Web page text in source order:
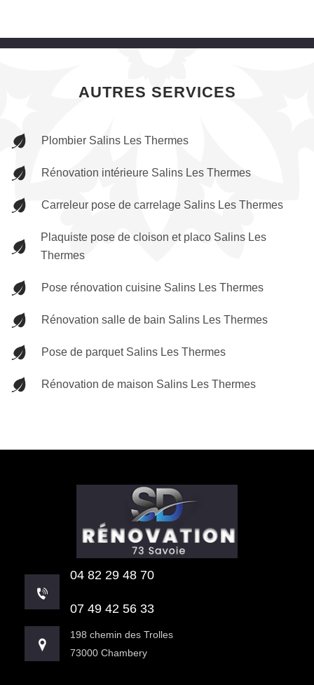
AUTRES SERVICES
Plombier Salins Les Thermes
Rénovation intérieure Salins Les Thermes
Carreleur pose de carrelage Salins Les Thermes
Plaquiste pose de cloison et placo Salins Les
Thermes
Pose rénovation cuisine Salins Les Thermes
Rénovation salle de bain Salins Les Thermes
Pose de parquet Salins Les Thermes
Rénovation de maison Salins Les Thermes
04 82 29 48 70
07 49 42 56 33
198 chemin des Trolles
73000 Chambery